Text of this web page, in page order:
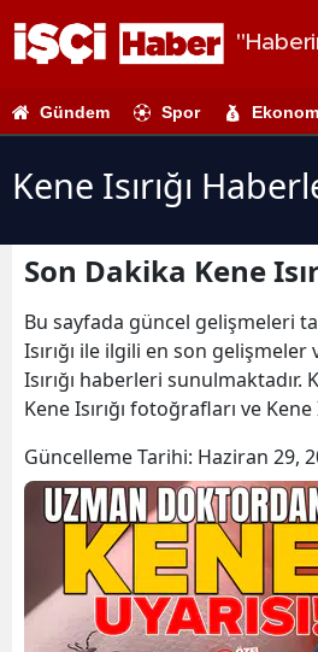
Gündem Spor
Kene Isırığı
Son Dakika Kene
Bu sayfada güncel gelişmeleri
Isırığı ile ilgili en son
Isırığı haberleri sunulmaktadır.
Kene Isırığı fotoğrafları ve Kene
Güncelleme Tarihi: Haziran 29,